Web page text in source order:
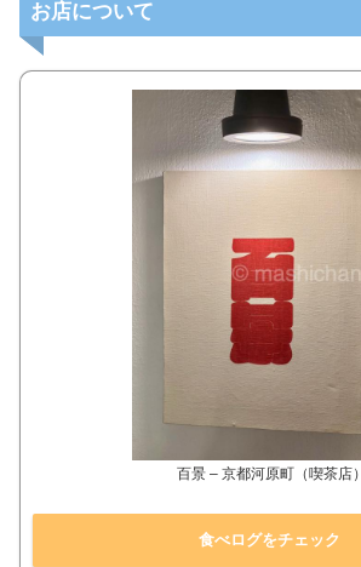
お店について
百景 – 京都河原町（喫茶店）
食べログをチェック